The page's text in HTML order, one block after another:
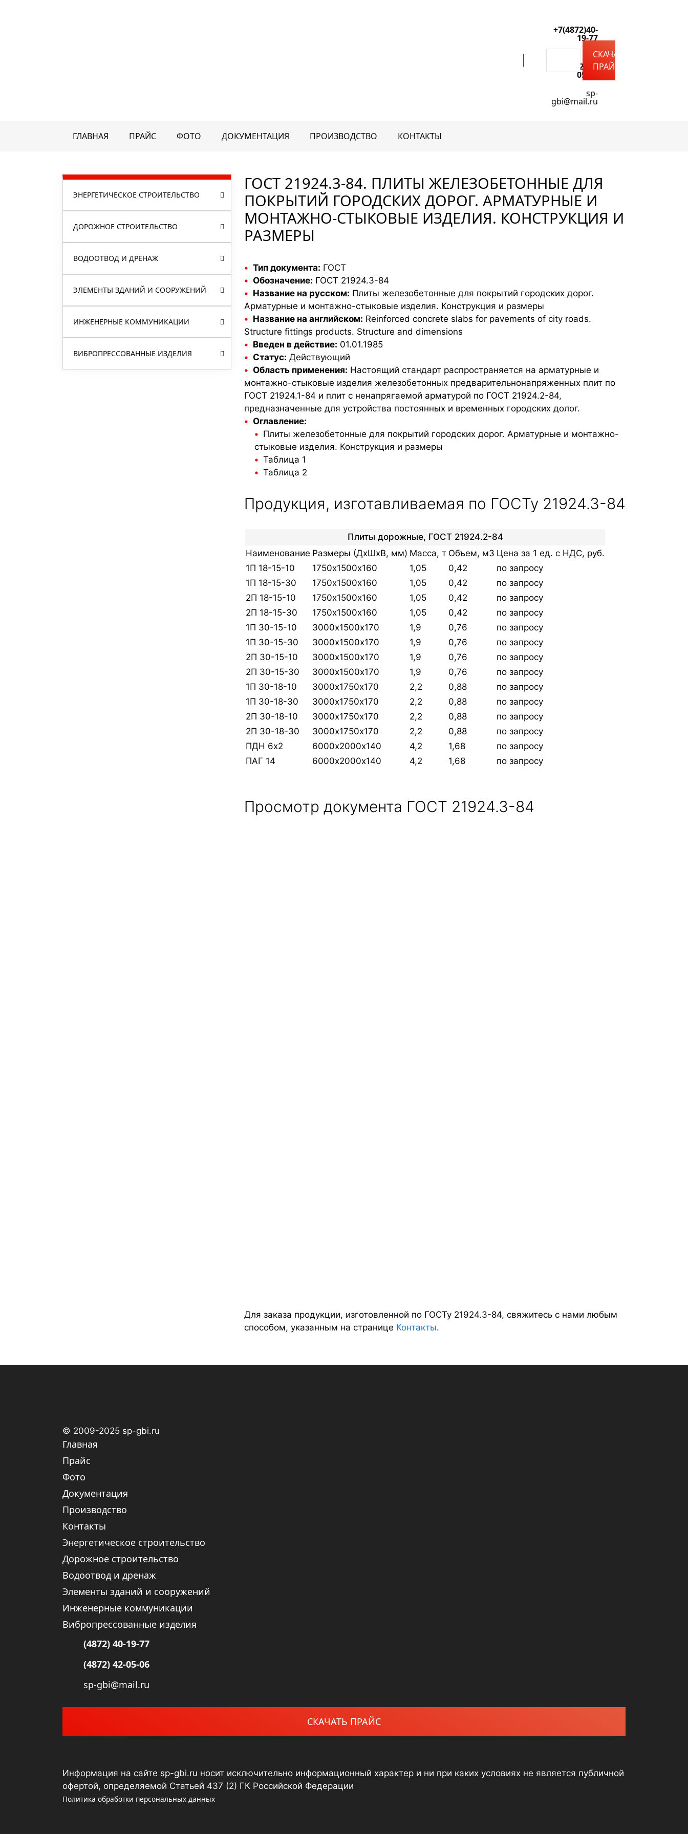
+7(4872)40-
19-77
+7(4872)42-
05-06
sp-
gbi@mail.ru
СКАЧАТЬ
ПРАЙС
ГЛАВНАЯ ПРАЙС ФОТО ДОКУМЕНТАЦИЯ ПРОИЗВОДСТВО КОНТАКТЫ
ГОСТ 21924.3-84. ПЛИТЫ ЖЕЛЕЗОБЕТОННЫЕ ДЛЯ
ПОКРЫТИЙ ГОРОДСКИХ ДОРОГ. АРМАТУРНЫЕ И
МОНТАЖНО-СТЫКОВЫЕ ИЗДЕЛИЯ. КОНСТРУКЦИЯ И
РАЗМЕРЫ
Тип документа: ГОСТ
Обозначение: ГОСТ 21924.3-84
Название на русском: Плиты железобетонные для покрытий городских дорог.
Арматурные и монтажно-стыковые изделия. Конструкция и размеры
Название на английском: Reinforced concrete slabs for pavements of city roads.
Structure fittings products. Structure and dimensions
Введен в действие: 01.01.1985
Статус: Действующий
Область применения: Настоящий стандарт распространяется на арматурные и
монтажно-стыковые изделия железобетонных предварительнонапряженных плит по
ГОСТ 21924.1-84 и плит с ненапрягаемой арматурой по ГОСТ 21924.2-84,
предназначенные для устройства постоянных и временных городских долог.
Оглавление:
Плиты железобетонные для покрытий городских дорог. Арматурные и монтажно-
стыковые изделия. Конструкция и размеры
Таблица 1
Таблица 2
Продукция, изготавливаемая по ГОСТу 21924.3-84
Плиты дорожные, ГОСТ 21924.2-84
Наименование Размеры (ДхШхВ, мм) Масса, т Объем, м3 Цена за 1 ед. с НДС, руб.
1П 18-15-10
1750х1500х160 1,05 0,42
по запросу
1П 18-15-30
1750х1500х160 1,05 0,42
по запросу
2П 18-15-10
1750х1500х160 1,05 0,42
по запросу
2П 18-15-30
1750х1500х160 1,05 0,42
по запросу
1П 30-15-10
3000х1500х170 1,9 0,76
по запросу
1П 30-15-30
3000х1500х170 1,9 0,76
по запросу
2П 30-15-10
3000х1500х170 1,9 0,76
по запросу
2П 30-15-30
3000х1500х170 1,9 0,76
по запросу
1П 30-18-10
3000х1750х170 2,2 0,88
по запросу
1П 30-18-30
3000х1750х170 2,2 0,88
по запросу
2П 30-18-10
3000х1750х170 2,2 0,88
по запросу
2П 30-18-30
3000х1750х170 2,2 0,88
по запросу
ПДН 6х2
6000х2000х140 4,2 1,68
по запросу
ПАГ 14
6000х2000х140 4,2 1,68 по запросу
Просмотр документа ГОСТ 21924.3-84
Для заказа продукции, изготовленной по ГОСТу 21924.3-84, свяжитесь с нами любым
способом, указанным на странице Контакты.
ЭНЕРГЕТИЧЕСКОЕ СТРОИТЕЛЬСТВО
Лотки
электротехнические
Лотки кабельные
Стойки УСО
Лежни ЛЖ
Плиты подстанций
Стойки СОН
Шпалы ШТ
ДОРОЖНОЕ СТРОИТЕЛЬСТВО Плиты дорожные
Лотки водосточные
Опоры знаков
Укрепление откосов
ВОДООТВОД И ДРЕНАЖ
Лотки дренажные
Крышки лотков
ЭЛЕМЕНТЫ ЗДАНИЙ И СООРУЖЕНИЙ
Перемычки
брусковые
Перемычки плитные
Прогоны
Элементы
ограждения
Фундаментные блоки
Фундаментные
плиты
ИНЖЕНЕРНЫЕ КОММУНИКАЦИИ Лотки теплотрасс
Утяжелители
Плиты канальные
Опорные подушки
ВИБРОПРЕССОВАННЫЕ ИЗДЕЛИЯ Тротуарная плитка
Бордюрный камень
Строительные блоки
Урна
© 2009-2025 sp-gbi.ru
Главная
Прайс
Фото
Документация
Производство
Контакты
Энергетическое строительство
Дорожное строительство
Водоотвод и дренаж
Элементы зданий и сооружений
Инженерные коммуникации
Вибропрессованные изделия
(4872) 40-19-77
(4872) 42-05-06
sp-gbi@mail.ru
СКАЧАТЬ ПРАЙС
Информация на сайте sp-gbi.ru носит исключительно информационный характер и ни при каких условиях не является публичной
офертой, определяемой Статьей 437 (2) ГК Российской Федерации
Политика обработки персональных данных